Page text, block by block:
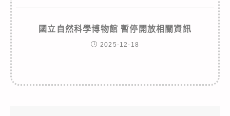
國立自然科學博物館 暫停開放相關資訊
2025-12-18